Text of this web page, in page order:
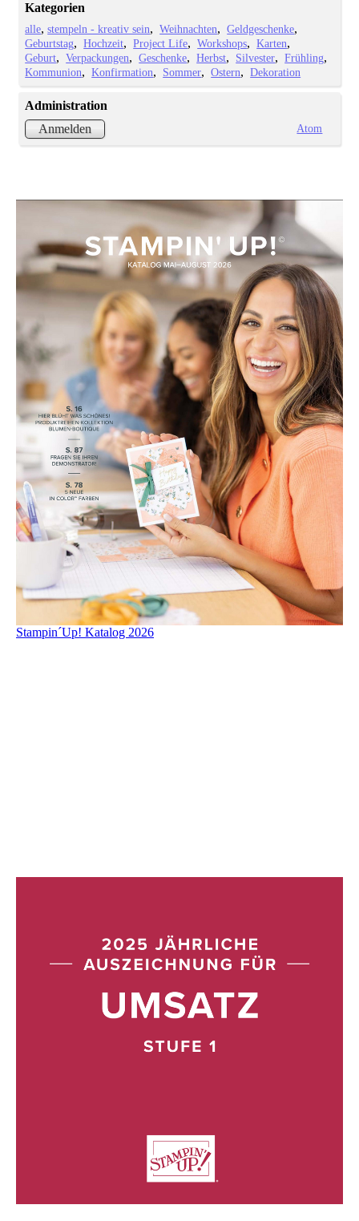
Kategorien
alle stempeln - kreativ sein Weihnachten
Geldgeschenke
Geburtstag
Hochzeit Project Life Workshops
Karten
Geburt
Verpackungen Geschenke Herbst Silvester
Frühling
Kommunion
Konfirmation Sommer Ostern Dekoration
Administration
Anmelden
Atom
Stampin´Up! Katalog 2026